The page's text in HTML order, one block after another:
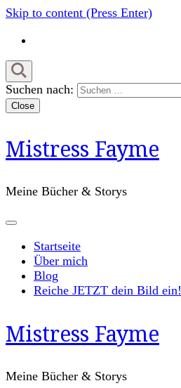
Skip to content (Press Enter)
Suchen nach:
Close
Mistress Fayme
Meine Bücher & Storys
Startseite
Über mich
Blog
Reiche JETZT dein Bild ein!
Mistress Fayme
Meine Bücher & Storys